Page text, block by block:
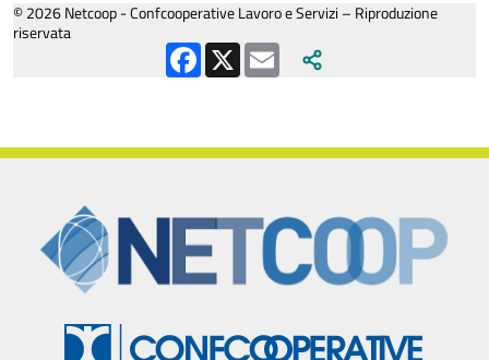
© 2026 Netcoop - Confcooperative Lavoro e Servizi – Riproduzione
riservata
Facebook
X Email